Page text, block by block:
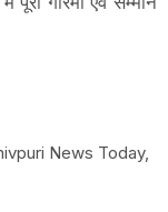
News Today,